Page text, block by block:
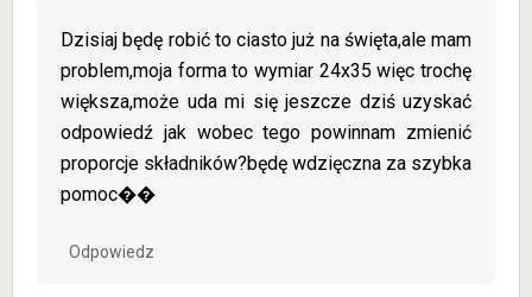
Dzisiaj będę robić to ciasto już na święta,ale mam
problem,moja forma to wymiar 24x35 więc trochę
większa,może uda mi się jeszcze dziś uzyskać
odpowiedź jak wobec tego powinnam zmienić
proporcje składników?będę wdzięczna za szybka
pomoc��
Odpowiedz